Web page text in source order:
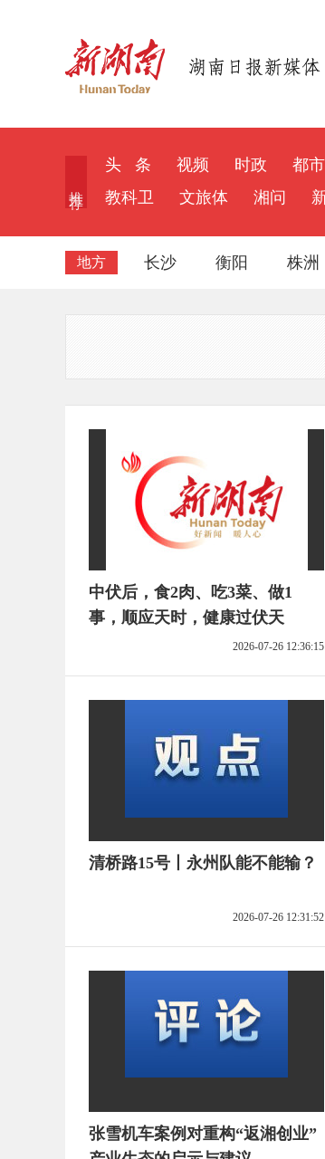
头 条 视频 时政 都市
教科卫
文旅体 湘问
地方 长沙 衡阳 株洲
中伏后，食2肉、吃3菜、做1
事，顺应天时，健康过伏天
2026-07-26 12:36:15
清桥路15号丨永州队能不能输？
2026-07-26 12:31:52
张雪机车案例对重构“返湘创业”